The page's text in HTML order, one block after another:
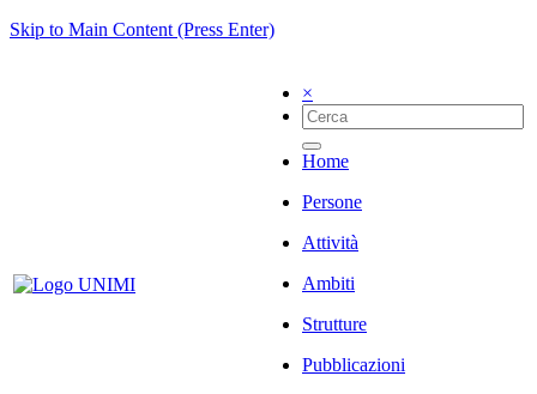
Skip to Main Content (Press Enter)
×
Home
Persone
Attività
Ambiti
Strutture
Pubblicazioni